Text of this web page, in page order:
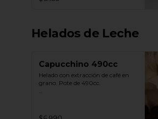
excepción de la lúcuma"
Helados de Leche
Capucchino 490cc
Helado con extracción de café en
grano. Pote de 490cc.